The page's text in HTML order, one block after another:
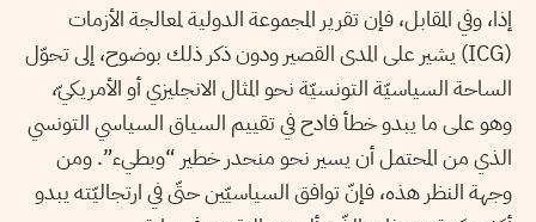
إذا، وفي المقابل، فإن تقرير المجموعة الدولية لمعالجة الأزمات
(ICG) يشير على المدى القصير ودون ذكر ذلك بوضوح، إلى تحوّل
الساحة السياسيّة التونسيّة نحو المثال الانجليزي أو الأمريكيّ،
وهو على ما يبدو خطأ فادح في تقييم السياق السياسي التونسي
الذي من المحتمل أن يسير نحو منحدر خطير “وبطيء”. ومن
وجهة النظر هذه، فإنّ توافق السياسيّين حتّى في ارتجاليّته يبدو